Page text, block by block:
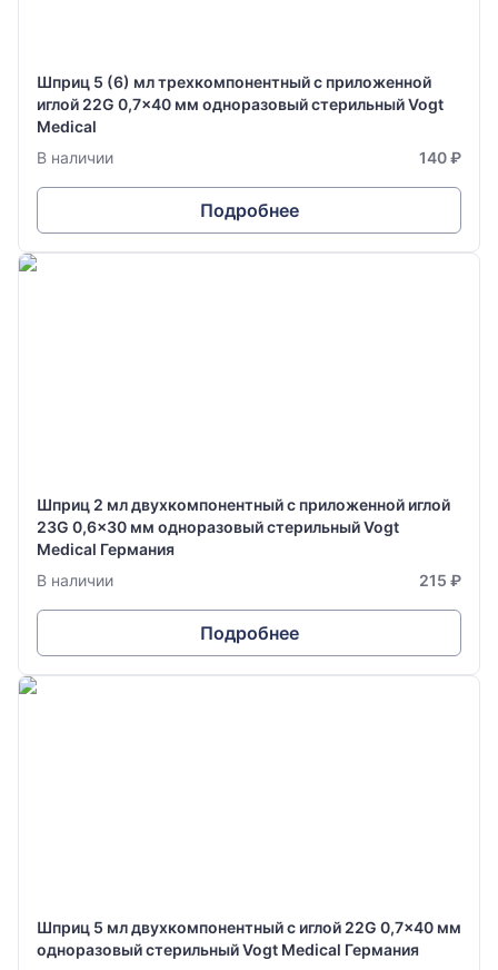
Шприц 5 (6) мл трехкомпонентный с приложенной
иглой 22G 0,7x40 мм одноразовый стерильный Vogt
Medical
В наличии
140 ₽
Подробнее
Шприц 2 мл двухкомпонентный с приложенной иглой
23G 0,6x30 мм одноразовый стерильный Vogt
Medical Германия
В наличии
215 ₽
Подробнее
Шприц 5 мл двухкомпонентный с иглой 22G 0,7x40 мм
одноразовый стерильный Vogt Medical Германия